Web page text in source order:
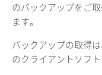
のバックアップをご
ます。
バックアップの取得
のクライアントソフ